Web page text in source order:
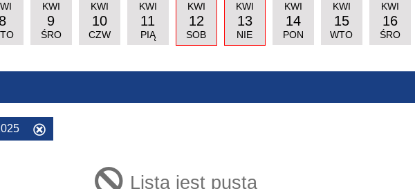
8
KWI
9
ŚRO
KWI
10
CZW
KWI
11
PIĄ
KWI
12
SOB
KWI
13
NIE
KWI
14
PON
KWI
15
WTO
KWI
16
ŚRO
Lista jest pusta